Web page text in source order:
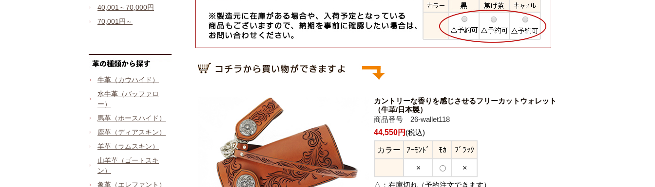
40,001～70,000円
70,001円～
牛革（カウハイド）
水牛革（バッファロ
ー）
馬革（ホースハイド）
鹿革（ディアスキン）
羊革（ラムスキン）
山羊革（ゴートスキ
ン）
象革（エレファント）
カントリーな香りを感じさせるフリーカットウォレット
（牛革/日本製）
商品番号 26-wallet118
44,550円 (税込)
カラー ｱｰﾓﾝﾄﾞ ﾓｶ ﾌﾞﾗｯｸ
× ×
△： 在庫切れ（予約注文できます）